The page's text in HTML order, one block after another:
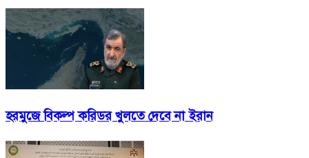
হরমুজে বিকল্প করিডর খুলতে দেবে না ইরান